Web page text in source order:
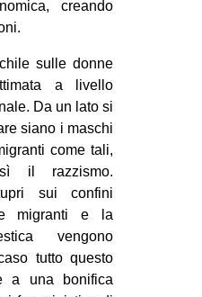
creando
sulle donne
a livello
Da un lato si
siano i maschi
come tali,
il razzismo.
sui confini
migranti e la
vengono
tutto questo
a una bonifica